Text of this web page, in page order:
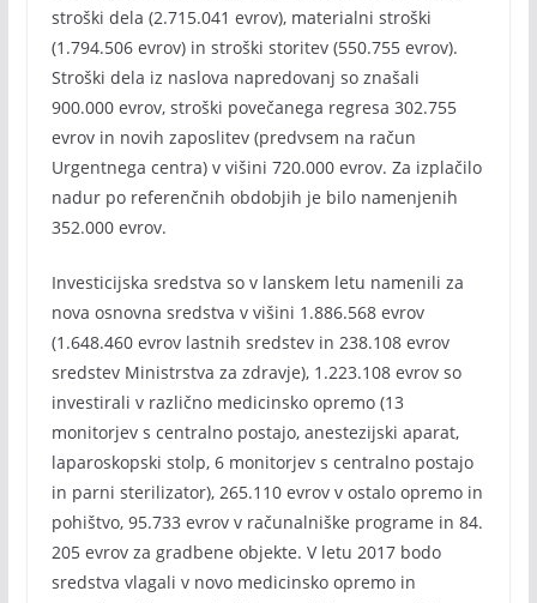
stroški dela (2.715.041 evrov), materialni stroški
(1.794.506 evrov) in stroški storitev (550.755 evrov).
Stroški dela iz naslova napredovanj so znašali
900.000 evrov, stroški povečanega regresa 302.755
evrov in novih zaposlitev (predvsem na račun
Urgentnega centra) v višini 720.000 evrov. Za izplačilo
nadur po referenčnih obdobjih je bilo namenjenih
352.000 evrov.
Investicijska sredstva so v lanskem letu namenili za
nova osnovna sredstva v višini 1.886.568 evrov
(1.648.460 evrov lastnih sredstev in 238.108 evrov
sredstev Ministrstva za zdravje), 1.223.108 evrov so
investirali v različno medicinsko opremo (13
monitorjev s centralno postajo, anestezijski aparat,
laparoskopski stolp, 6 monitorjev s centralno postajo
in parni sterilizator), 265.110 evrov v ostalo opremo in
pohištvo, 95.733 evrov v računalniške programe in 84.
205 evrov za gradbene objekte. V letu 2017 bodo
sredstva vlagali v novo medicinsko opremo in